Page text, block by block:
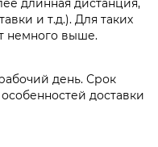
длинная дистанция,
и т.д.). Для таких
немного выше.
день. Срок
доставки